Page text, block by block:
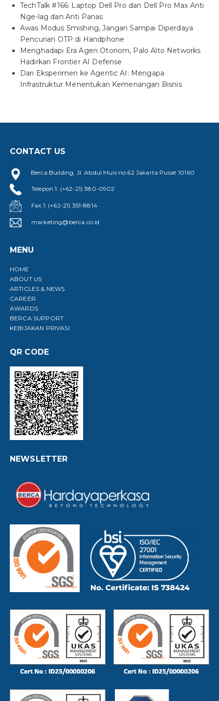
TechTalk #166: Laptop Dell Pro dan Dell Pro Max Anti
Nge-lag dan Anti Panas
Awas Modus Smishing, Jangan Sampai Diperdaya
Pencurian OTP di Handphone
Menghadapi Era Agen Otonom, Palo Alto Networks
Hadirkan Frontier AI Defense
Dari Eksperimen ke Agentic AI: Mengapa
Infrastruktur Menentukan Kemenangan Bisnis
CONTACT US
Berca Building, Jl. Abdul Muis no.62 Jakarta Pusat 10160
Telepon 1: (+62-21) 380-0902
Fax 1: (+62-21) 351-8814
marketing@berca.co.id
MENU
HOME
ABOUT US
ARTICLES & NEWS
CAREER
AWARDS
BERCA SUPPORT
KEBIJAKAN PRIVASI
QR CODE
NEWSLETTER